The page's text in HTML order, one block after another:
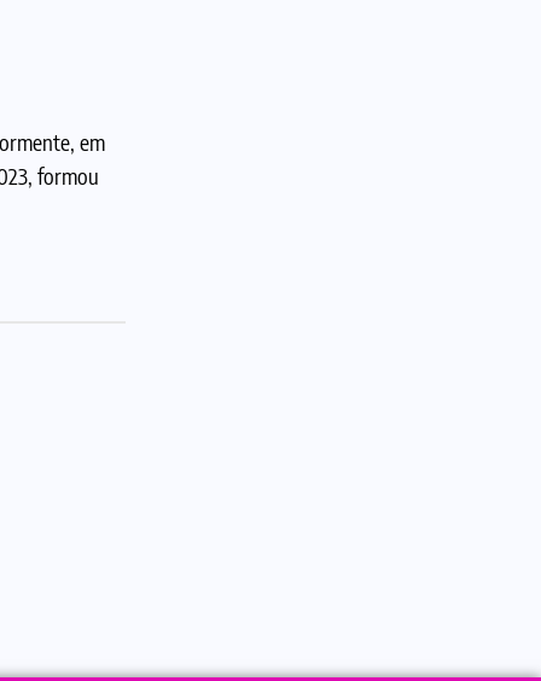
em
formou